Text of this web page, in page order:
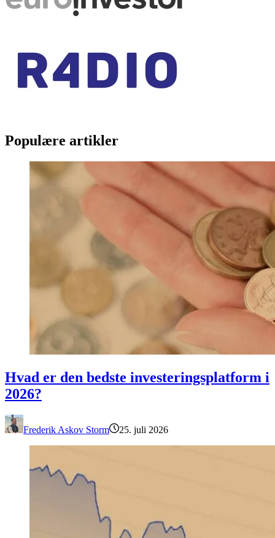
Populære artikler
Hvad er den bedste investeringsplatform i
2026?
Frederik Askov Storm 25. juli 2026